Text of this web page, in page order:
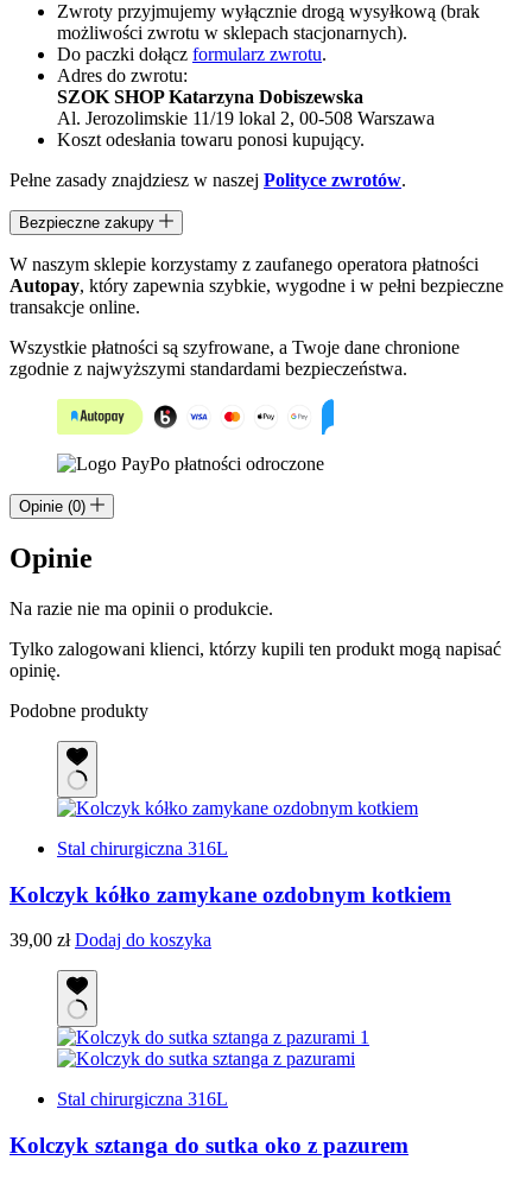
Zwroty przyjmujemy wyłącznie drogą wysyłkową (brak
możliwości zwrotu w sklepach stacjonarnych).
Do paczki dołącz formularz zwrotu.
Adres do zwrotu:
SZOK SHOP Katarzyna Dobiszewska
Al. Jerozolimskie 11/19 lokal 2, 00-508 Warszawa
Koszt odesłania towaru ponosi kupujący.
Pełne zasady znajdziesz w naszej Polityce zwrotów.
Bezpieczne zakupy
W naszym sklepie korzystamy z zaufanego operatora płatności
Autopay, który zapewnia szybkie, wygodne i w pełni bezpieczne
transakcje online.
Wszystkie płatności są szyfrowane, a Twoje dane chronione
zgodnie z najwyższymi standardami bezpieczeństwa.
Opinie (0)
Opinie
Na razie nie ma opinii o produkcie.
Tylko zalogowani klienci, którzy kupili ten produkt mogą napisać
opinię.
Podobne produkty
Stal chirurgiczna 316L
Kolczyk kółko zamykane ozdobnym kotkiem
39,00 zł Dodaj do koszyka
Stal chirurgiczna 316L
Kolczyk sztanga do sutka oko z pazurem